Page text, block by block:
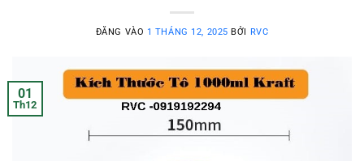
ĐĂNG VÀO 1 THÁNG 12, 2025 BỞI RVC
01
Th12